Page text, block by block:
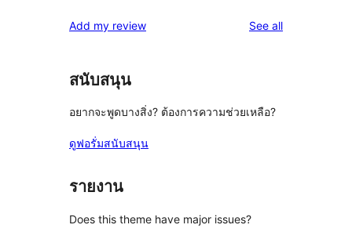
reviews
star
Add my review See allreviews
สนับสนุน
อยากจะพูดบางสิ่ง? ต้องการความช่วยเหลือ?
ดูฟอรั่มสนับสนุน
รายงาน
Does this theme have major issues?